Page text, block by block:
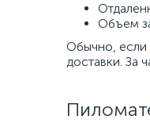
Объем
Обычно, если
доставки. За